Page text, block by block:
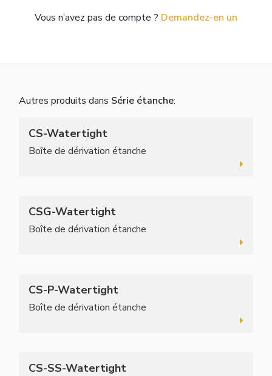
Vous n’avez pas de compte ? Demandez-en un
Autres produits dans Série étanche:
CS-Watertight
Boîte de dérivation étanche
CSG-Watertight
Boîte de dérivation étanche
CS-P-Watertight
Boîte de dérivation étanche
CS-SS-Watertight